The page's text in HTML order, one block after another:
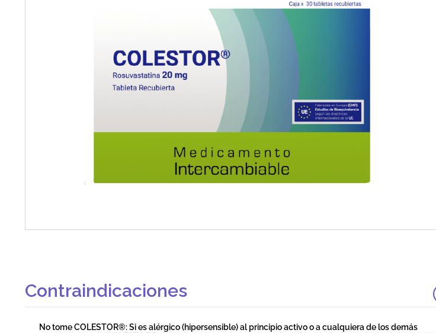
Contraindicaciones
No tome COLESTOR®: Si es alérgico (hipersensible) al principio activo o a cualquiera de los demás